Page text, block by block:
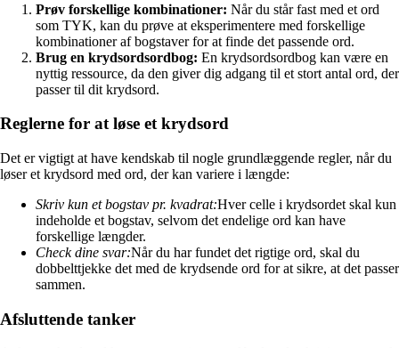
Prøv forskellige kombinationer: Når du står fast med et ord
som TYK, kan du prøve at eksperimentere med forskellige
kombinationer af bogstaver for at finde det passende ord.
Brug en krydsordsordbog: En krydsordsordbog kan være en
nyttig ressource, da den giver dig adgang til et stort antal ord, der
passer til dit krydsord.
Reglerne for at løse et krydsord
Det er vigtigt at have kendskab til nogle grundlæggende regler, når du
løser et krydsord med ord, der kan variere i længde:
Skriv kun et bogstav pr. kvadrat:Hver celle i krydsordet skal kun
indeholde et bogstav, selvom det endelige ord kan have
forskellige længder.
Check dine svar:Når du har fundet det rigtige ord, skal du
dobbelttjekke det med de krydsende ord for at sikre, at det passer
sammen.
Afsluttende tanker